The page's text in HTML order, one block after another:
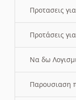
Προτασεις
Προτάσεις
Να δω
Παρουσιαση